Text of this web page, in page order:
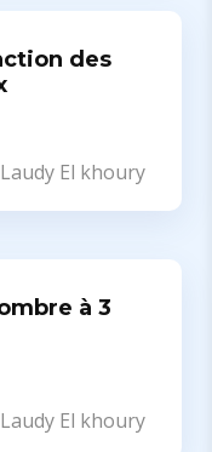
des
Laudy El khoury
à 3
Laudy El khoury